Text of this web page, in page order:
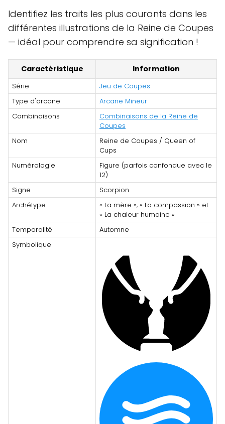
Identifiez les traits les plus courants dans les
différentes illustrations de la Reine de Coupes
— idéal pour comprendre sa signification !
Caractéristique Information
Série
Jeu de Coupes
Type d'arcane
Arcane Mineur
Combinaisons
Combinaisons de la Reine de
Coupes
Nom
Reine de Coupes / Queen of
Cups
Numérologie
Figure (parfois confondue avec le
12)
Signe
Scorpion
Archétype
« La mère », « La compassion » et
« La chaleur humaine »
Temporalité
Automne
Symbolique